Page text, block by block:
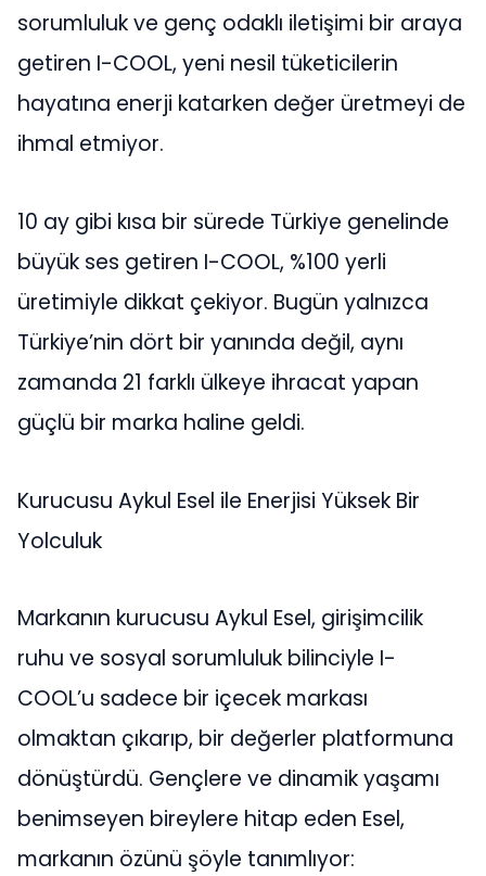
sorumluluk ve genç odaklı iletişimi bir araya
getiren I-COOL, yeni nesil tüketicilerin
hayatına enerji katarken değer üretmeyi de
ihmal etmiyor.
10 ay gibi kısa bir sürede Türkiye genelinde
büyük ses getiren I-COOL, %100 yerli
üretimiyle dikkat çekiyor. Bugün yalnızca
Türkiye’nin dört bir yanında değil, aynı
zamanda 21 farklı ülkeye ihracat yapan
güçlü bir marka haline geldi.
Kurucusu Aykul Esel ile Enerjisi Yüksek Bir
Yolculuk
Markanın kurucusu Aykul Esel, girişimcilik
ruhu ve sosyal sorumluluk bilinciyle I-
COOL’u sadece bir içecek markası
olmaktan çıkarıp, bir değerler platformuna
dönüştürdü. Gençlere ve dinamik yaşamı
benimseyen bireylere hitap eden Esel,
markanın özünü şöyle tanımlıyor: